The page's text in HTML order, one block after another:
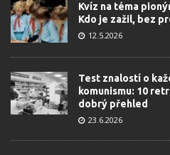
Kvíz na téma
Kdo je zažil, bez
12.5.2026
Test znalostí o
komunismu: 10
dobrý přehled
23.6.2026